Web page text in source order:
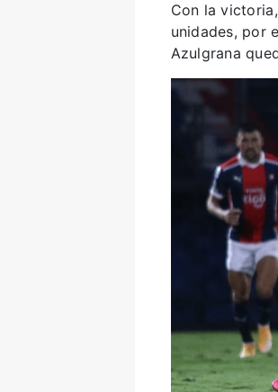
Con la
unidades, por
Azulgrana